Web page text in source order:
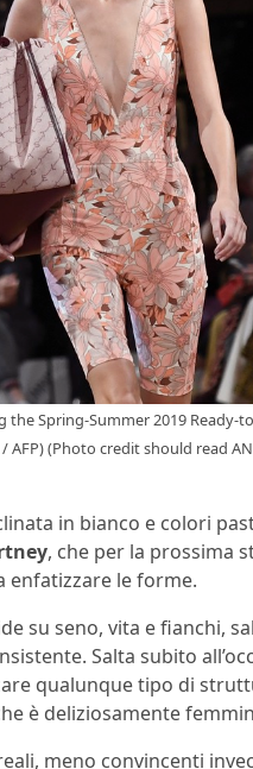
Spring-Summer 2019 Ready-
(Photo credit should read
in bianco e colori
, che per la prossima
enfatizzare le forme.
su seno, vita e fianchi,
Salta subito
qualunque tipo di
è deliziosamente
meno convincenti